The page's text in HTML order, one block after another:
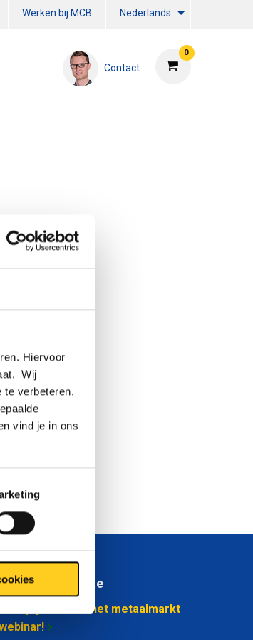
Hiervoor
Wij
te verbeteren.
vind je in ons
Werken bij MCB Nederlands
0
Contact
op de hoogte
Schrijf je in voor het metaalmarkt